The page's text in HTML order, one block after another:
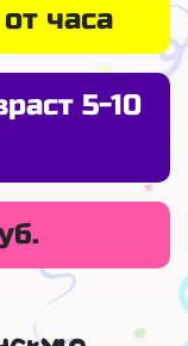
часа
5-10